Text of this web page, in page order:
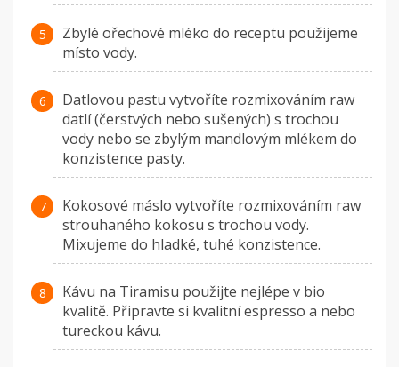
Zbylé ořechové mléko do receptu použijeme
místo vody.
Datlovou pastu vytvoříte rozmixováním raw
datlí (čerstvých nebo sušených) s trochou
vody nebo se zbylým mandlovým mlékem do
konzistence pasty.
Kokosové máslo vytvoříte rozmixováním raw
strouhaného kokosu s trochou vody.
Mixujeme do hladké, tuhé konzistence.
Kávu na Tiramisu použijte nejlépe v bio
kvalitě. Připravte si kvalitní espresso a nebo
tureckou kávu.